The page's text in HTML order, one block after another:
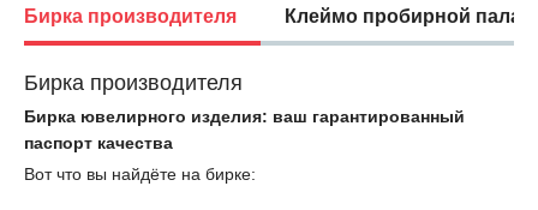
Бирка производителя Клеймо пробирной
Бирка производителя
Бирка ювелирного изделия: ваш гарантированный
паспорт качества
Вот что вы найдёте на бирке: